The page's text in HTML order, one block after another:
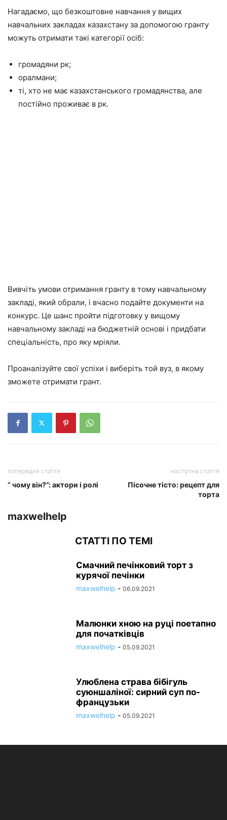
Нагадаємо, що безкоштовне навчання у вищих
навчальних закладах казахстану за допомогою гранту
можуть отримати такі категорії осіб:
громадяни рк;
оралмани;
ті, хто не має казахстанського громадянства, але
постійно проживає в рк.
Вивчіть умови отримання гранту в тому навчальному
закладі, який обрали, і вчасно подайте документи на
конкурс. Це шанс пройти підготовку у вищому
навчальному закладі на бюджетній основі і придбати
спеціальність, про яку мріяли.
Проаналізуйте свої успіхи і виберіть той вуз, в якому
зможете отримати грант.
попередня стаття
” чому він?”: актори і ролі
наступна стаття
Пісочне тісто: рецепт для
торта
maxwelhelp
СТАТТІ ПО ТЕМІ
Смачний печінковий торт з
курячої печінки
maxwelhelp - 06.09.2021
Малюнки хною на руці поетапно
для початківців
maxwelhelp - 05.09.2021
Улюблена страва бібігуль
суюншаліної: сирний суп по-
французьки
maxwelhelp - 05.09.2021